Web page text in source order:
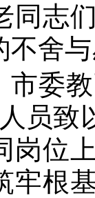
同志
不舍
市委
员致
岗位
牢根